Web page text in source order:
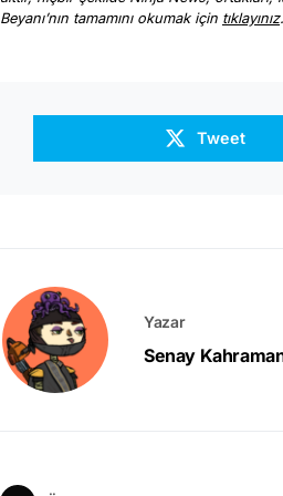
Beyanı’nın tamamını okumak için tıklayınız.
Tweet
Yazar
Senay